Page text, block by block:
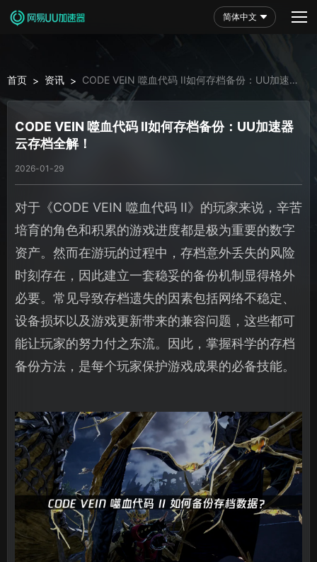
简体中文
首页 > 资讯 > CODE VEIN 噬血代码 II如何存档备份：UU加速器
云存档全解！
CODE VEIN 噬血代码 II如何存档备份：UU加速器
云存档全解！
2026-01-29
对于《CODE VEIN 噬血代码 II》的玩家来说，辛苦
培育的角色和积累的游戏进度都是极为重要的数字
资产。然而在游玩的过程中，存档意外丢失的风险
时刻存在，因此建立一套稳妥的备份机制显得格外
必要。常见导致存档遗失的因素包括网络不稳定、
设备损坏以及游戏更新带来的兼容问题，这些都可
能让玩家的努力付之东流。因此，掌握科学的存档
备份方法，是每个玩家保护游戏成果的必备技能。